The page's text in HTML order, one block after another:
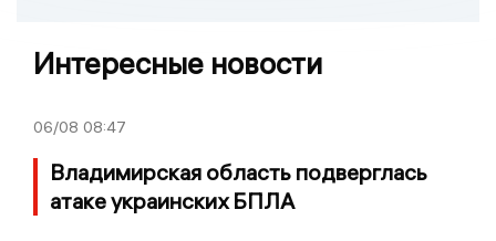
Интересные новости
06/08 08:47
Владимирская область подверглась
атаке украинских БПЛА